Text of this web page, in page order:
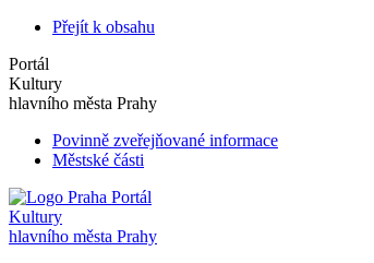
Přejít k obsahu
Portál
Kultury
hlavního města Prahy
Povinně zveřejňované informace
Městské části
Portál
Kultury
hlavního města Prahy